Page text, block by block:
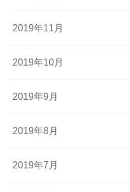
2019年11月
2019年10月
2019年9月
2019年8月
2019年7月